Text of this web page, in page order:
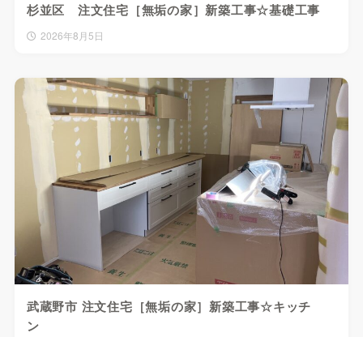
杉並区 注文住宅［無垢の家］新築工事☆基礎工事
2026年8月5日
武蔵野市 注文住宅［無垢の家］新築工事☆キッチ
ン